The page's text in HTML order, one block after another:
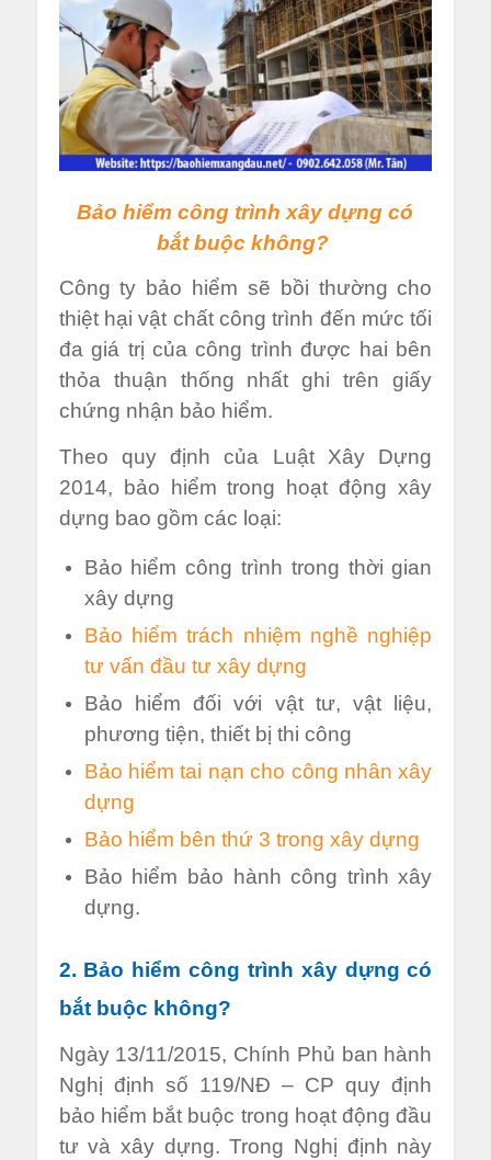
Bảo hiểm công trình xây dựng có
bắt buộc không?
Công ty bảo hiểm sẽ bồi thường cho
thiệt hại vật chất công trình đến mức tối
đa giá trị của công trình được hai bên
thỏa thuận thống nhất ghi trên giấy
chứng nhận bảo hiểm.
Theo quy định của Luật Xây Dựng
2014, bảo hiểm trong hoạt động xây
dựng bao gồm các loại:
Bảo hiểm công trình trong thời gian
xây dựng
Bảo hiểm trách nhiệm nghề nghiệp
tư vấn đầu tư xây dựng
Bảo hiểm đối với vật tư, vật liệu,
phương tiện, thiết bị thi công
Bảo hiểm tai nạn cho công nhân xây
dựng
Bảo hiểm bên thứ 3 trong xây dựng
Bảo hiểm bảo hành công trình xây
dựng.
2. Bảo hiểm công trình xây dựng có
bắt buộc không?
Ngày 13/11/2015, Chính Phủ ban hành
Nghị định số 119/NĐ – CP quy định
bảo hiểm bắt buộc trong hoạt động đầu
tư và xây dựng. Trong Nghị định này